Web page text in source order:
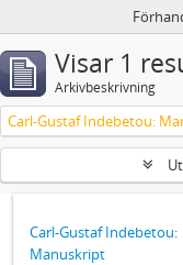
Visar 1
Arkivbeskrivning
Carl-Gustaf Indebetou:
Carl-Gustaf Indebetou:
Manuskript